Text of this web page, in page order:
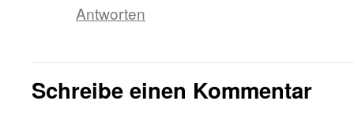
Antworten
Schreibe einen Kommentar